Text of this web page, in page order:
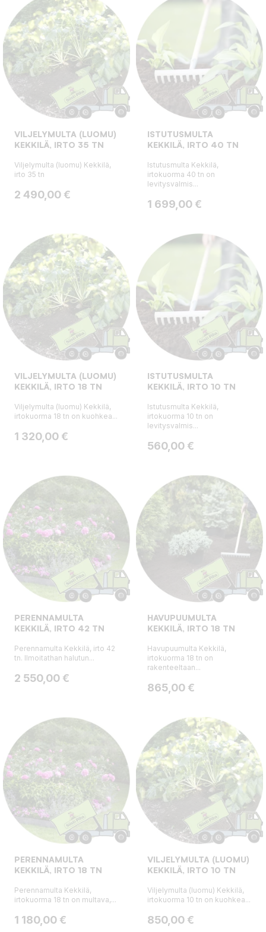
VILJELYMULTA (LUOMU)
KEKKILÄ, IRTO 35 TN
Viljelymulta (luomu) Kekkilä,
irto 35 tn
Hinta
2 490,00 €
ISTUTUSMULTA
KEKKILÄ, IRTO 40 TN
Istutusmulta Kekkilä,
irtokuorma 40 tn on
levitysvalmis...
Hinta
1 699,00 €
VILJELYMULTA (LUOMU)
KEKKILÄ, IRTO 18 TN
Viljelymulta (luomu) Kekkilä,
irtokuorma 18 tn on kuohkea...
Hinta
1 320,00 €
ISTUTUSMULTA
KEKKILÄ, IRTO 10 TN
Istutusmulta Kekkilä,
irtokuorma 10 tn on
levitysvalmis...
Hinta
560,00 €
PERENNAMULTA
KEKKILÄ, IRTO 42 TN
Perennamulta Kekkilä, irto 42
tn. Ilmoitathan halutun...
Hinta
2 550,00 €
HAVUPUUMULTA
KEKKILÄ, IRTO 18 TN
Havupuumulta Kekkilä,
irtokuorma 18 tn on
rakenteeltaan...
Hinta
865,00 €
PERENNAMULTA
KEKKILÄ, IRTO 18 TN
Perennamulta Kekkilä,
irtokuorma 18 tn on multava,...
Hinta
1 180,00 €
VILJELYMULTA (LUOMU)
KEKKILÄ, IRTO 10 TN
Viljelymulta (luomu) Kekkilä,
irtokuorma 10 tn on kuohkea...
Hinta
850,00 €